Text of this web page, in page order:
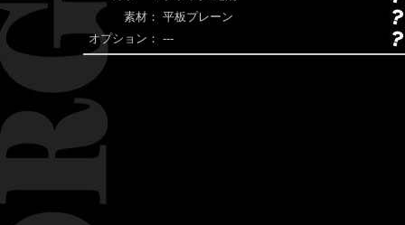
素材： 平板プレーン
オプション： ---